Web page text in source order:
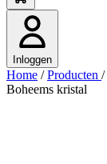
Inloggen
Home / Producten /
Boheems kristal